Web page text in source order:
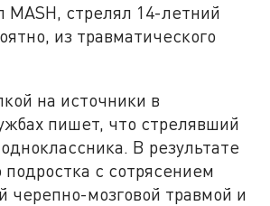
MASH, стрелял 14-летний
из травматического
на источники в
пишет, что стрелявший
В результате
с сотрясением
черепно-мозговой травмой и